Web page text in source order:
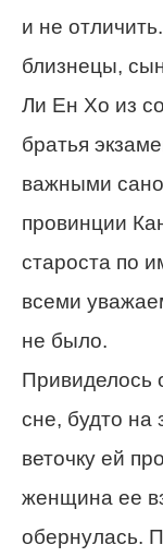
и не
близнецы,
Ли Ен Хо из
братья
важными
провинции
староста по
всеми
не было.
Привиделось
сне, будто на
веточку ей
женщина ее
обернулась.